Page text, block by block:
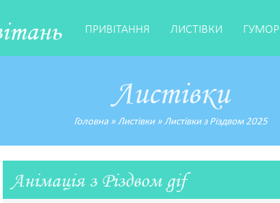
ПРИВІТАННЯ ЛИСТІВКИ ГУМОР
Листівки
Головна» Листівки» Листівки з Різдвом 2025
Анімація з Різдвом gif